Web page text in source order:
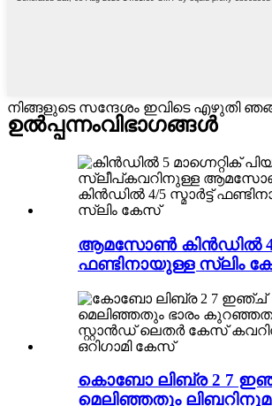
നിങ്ങളുടെ സന്ദേശം ഇവിടെ എഴുതി
ഉൽപ്പന്നംവിഭാഗങ്ങൾ
ആമസോൺ കിൻഡിൽ 4/5
ഫണ്ടിനായുള്ള സ്ലിം
കൊബോ ലിബ്ര 2 7
മെലിഞ്ഞതും